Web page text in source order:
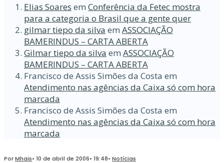
Elias Soares em Conferência da Fetec mostra
para a categoria o Brasil que a gente quer
gilmar tiepo da silva em ASSOCIAÇÃO
BAMERINDUS – CARTA ABERTA
Gilmar tiepo da silva em ASSOCIAÇÃO
BAMERINDUS – CARTA ABERTA
Francisco de Assis Simões da Costa em
Atendimento nas agências da Caixa só com hora
marcada
Francisco de Assis Simões da Costa em
Atendimento nas agências da Caixa só com hora
marcada
PorMhais• 10 de abril de 2006• 19:48• Notícias